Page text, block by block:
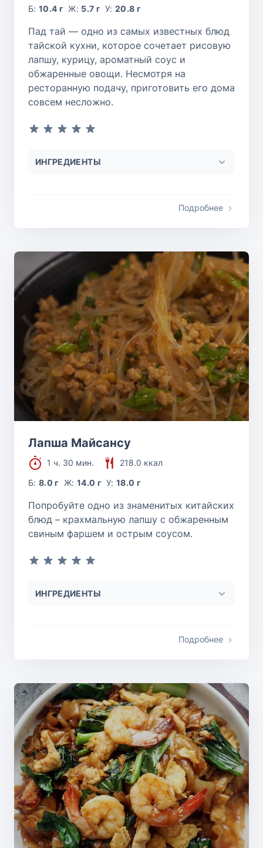
Б:10.4 г Ж: 5.7 г У:20.8 г
Пад тай — одно из самых известных блюд
тайской кухни, которое сочетает рисовую
лапшу, курицу, ароматный соус и
обжаренные овощи. Несмотря на
ресторанную подачу, приготовить его дома
совсем несложно.
ИНГРЕДИЕНТЫ
Подробнее
Лапша Майсансу
1 ч. 30 мин.
218.0 ккал
Б:8.0 г Ж: 14.0 г У:18.0 г
Попробуйте одно из знаменитых китайских
блюд – крахмальную лапшу с обжаренным
свиным фаршем и острым соусом.
ИНГРЕДИЕНТЫ
Подробнее